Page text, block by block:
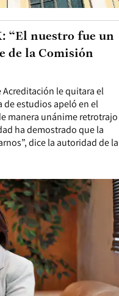
Acreditación le quitara el
de estudios apeló en el
manera unánime retrotrajo
ha demostrado que la
dice la autoridad de la
“El nuestro fue un
de la Comisión